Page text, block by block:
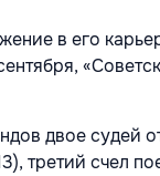
в его
двое судей
третий счел